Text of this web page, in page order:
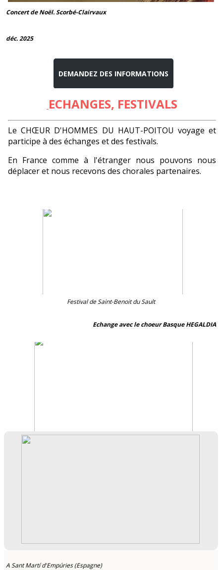
Concert de Noël. Scorbé-Clairvaux
déc. 2025
DEMANDEZ DES INFORMATIONS
ECHANGES, FESTIVALS
Le CHŒUR D'HOMMES DU HAUT-POITOU voyage et
participe à des échanges et des festivals.
En France comme à l'étranger nous pouvons nous
déplacer et nous recevons des chorales partenaires.
Festival de Saint-Benoit du Sault
Echange avec le choeur Basque HEGALDIA
A Sant Martí d'Empúries (Espagne)